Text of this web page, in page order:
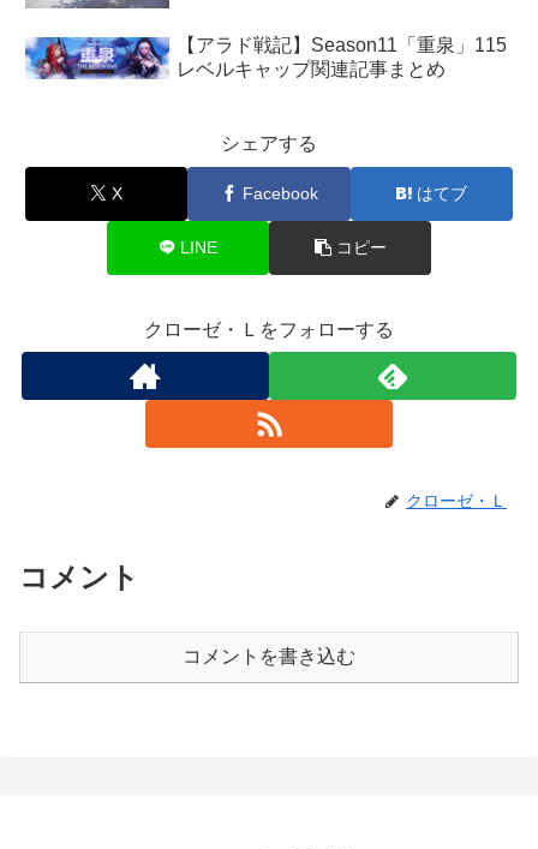
【アラド戦記】Season11「重泉」115
レベルキャップ関連記事まとめ
シェアする
X Facebook はてブ
LINE コピー
クローゼ・Ｌをフォローする
クローゼ・Ｌ
コメント
コメントを書き込む